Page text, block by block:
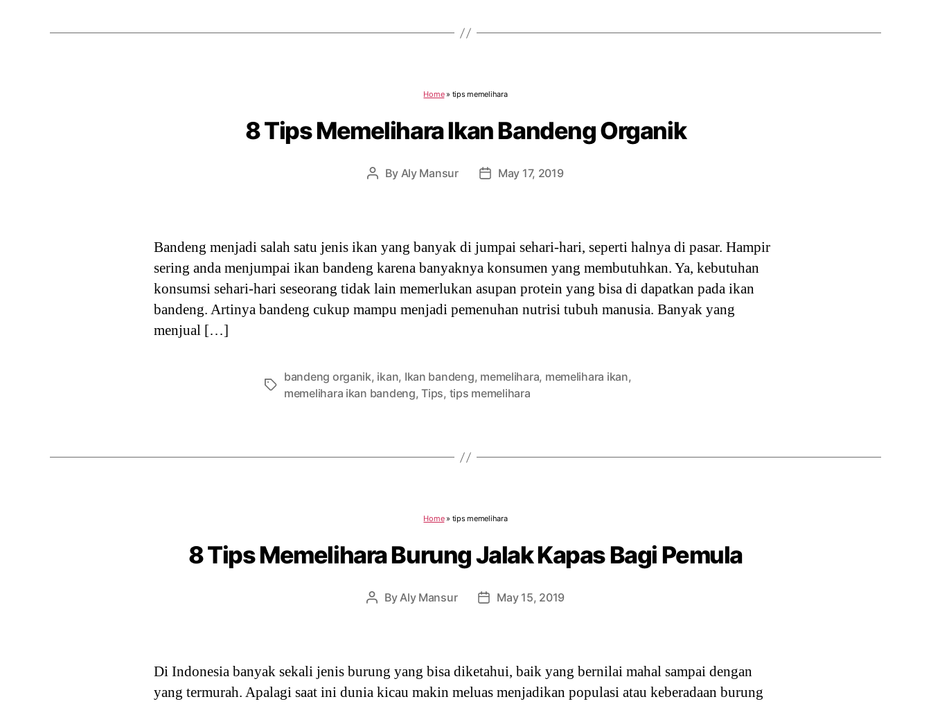
Home» tips memelihara
8 Tips Memelihara Ikan Bandeng Organik
Post
By Aly Mansur
PostMay 17, 2019
Bandeng menjadi salah satu jenis ikan yang banyak di jumpai sehari-hari, seperti halnya di pasar. Hampir
sering anda menjumpai ikan bandeng karena banyaknya konsumen yang membutuhkan. Ya, kebutuhan
konsumsi sehari-hari seseorang tidak lain memerlukan asupan protein yang bisa di dapatkan pada ikan
bandeng. Artinya bandeng cukup mampu menjadi pemenuhan nutrisi tubuh manusia. Banyak yang
menjual […]
Tags
bandeng organik, ikan, Ikan bandeng, memelihara, memelihara ikan,
memelihara ikan bandeng,Tips, tips memelihara
Home» tips memelihara
8 Tips Memelihara Burung Jalak Kapas Bagi Pemula
Post
ByAly Mansur
PostMay 15, 2019
Di Indonesia banyak sekali jenis burung yang bisa diketahui, baik yang bernilai mahal sampai dengan
yang termurah. Apalagi saat ini dunia kicau makin meluas menjadikan populasi atau keberadaan burung